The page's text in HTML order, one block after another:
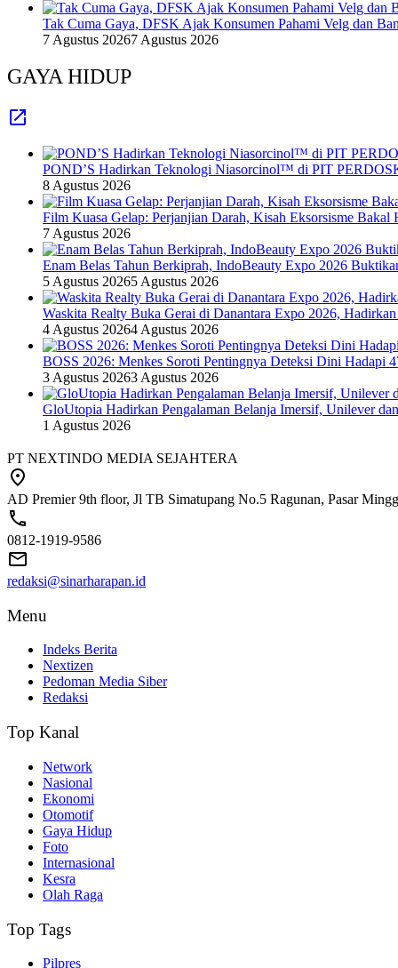
Tak Cuma Gaya, DFSK Ajak Konsumen Pahami Velg dan
7 Agustus 20267 Agustus 2026
GAYA HIDUP
POND’S Hadirkan Teknologi Niasorcinol™ di PIT
8 Agustus 2026
Film Kuasa Gelap: Perjanjian Darah, Kisah Eksorsisme
7 Agustus 2026
Enam Belas Tahun Berkiprah, IndoBeauty Expo 2026
5 Agustus 20265 Agustus 2026
Waskita Realty Buka Gerai di Danantara Expo 2026,
4 Agustus 20264 Agustus 2026
BOSS 2026: Menkes Soroti Pentingnya Deteksi Dini Hadapi
3 Agustus 20263 Agustus 2026
GloUtopia Hadirkan Pengalaman Belanja Imersif, Unilever
1 Agustus 2026
PT NEXTINDO MEDIA SEJAHTERA
AD Premier 9th floor, Jl TB Simatupang No.5 Ragunan, Pasar
0812-1919-9586
redaksi@sinarharapan.id
Menu
Indeks Berita
Nextizen
Pedoman Media Siber
Redaksi
Top Kanal
Network
Nasional
Ekonomi
Otomotif
Gaya Hidup
Foto
Internasional
Kesra
Olah Raga
Top Tags
Pilpres